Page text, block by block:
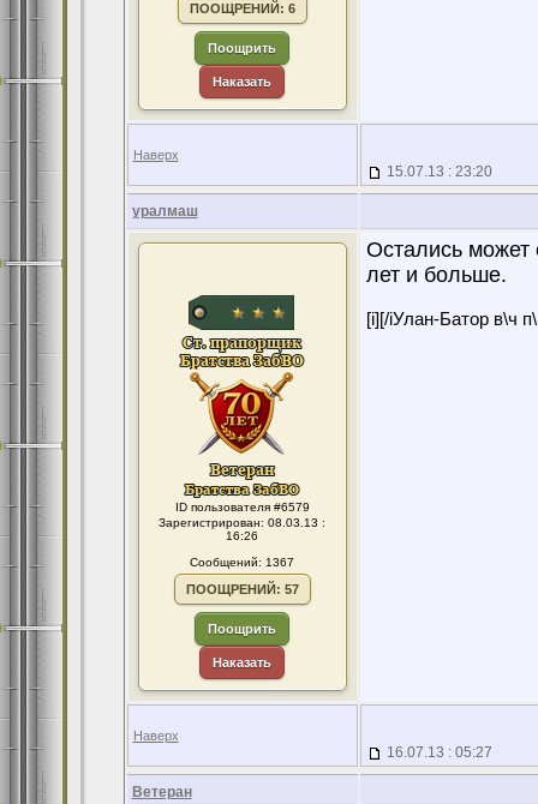
ПООЩРЕНИЙ: 6
Поощрить
Наказать
Наверх
15.07.13 : 23:20
уралмаш
ID пользователя #6579
Зарегистрирован: 08.03.13 :
16:26
Сообщений: 1367
ПООЩРЕНИЙ: 57
Поощрить
Наказать
Остались
лет и больше.
[i][/iУлан-Батор в\ч
Наверх
16.07.13 : 05:27
Ветеран